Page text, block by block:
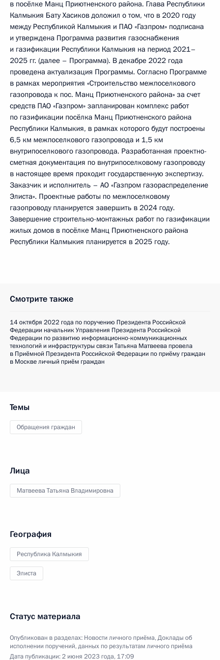
в посёлке Манц Приютненского района. Глава Республики
Калмыкия Бату Хасиков доложил о том, что в 2020 году
между Республикой Калмыкия и ПАО «Газпром» подписана
и утверждена Программа развития газоснабжения
и газификации Республики Калмыкия на период 2021–
2025 гг. (далее – Программа). В декабре 2022 года
проведена актуализация Программы. Согласно Программе
в рамках мероприятия «Строительство межпоселкового
газопровода к пос. Манц Приютненского района» за счет
средств ПАО «Газпром» запланирован комплекс работ
по газификации посёлка Манц Приютненского района
Республики Калмыкия, в рамках которого будут построены
6,5 км межпоселкового газопровода и 1,5 км
внутрипоселкового газопровода. Разработанная проектно-
сметная документация по внутрипоселковому газопроводу
в настоящее время проходит государственную экспертизу.
Заказчик и исполнитель – АО «Газпром газораспределение
Элиста». Проектные работы по межпоселковому
газопроводу планируется завершить в 2024 году.
Завершение строительно-монтажных работ по газификации
жилых домов в посёлке Манц Приютненского района
Республики Калмыкия планируется в 2025 году.
Смотрите также
14 октября 2022 года по поручению Президента Российской
Федерации начальник Управления Президента Российской
Федерации по развитию информационно-коммуникационных
технологий и инфраструктуры связи Татьяна Матвеева провела
в Приёмной Президента Российской Федерации по приёму граждан
в Москве личный приём граждан
Темы
Обращения граждан
Лица
Матвеева Татьяна Владимировна
География
Республика Калмыкия
Элиста
Статус материала
Опубликован в разделах: Новости личного приёма,Доклады об
исполнении поручений, данных по результатам личного приёма
Дата публикации:2 июня 2023 года, 17:09